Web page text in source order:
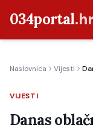
034portal.hr
Crna kronika
Poljoprivreda
Naslovnica Vijesti
VIJESTI
Danas